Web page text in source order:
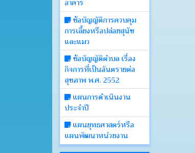
อาคาร
ข้อบัญญัติการควบคุม
การเลี้ยงหรือปล่อยสุนัข
และแมว
ข้อบัญญัติตำบล เรื่อง
กิจการที่เป็นอันตรายต่อ
สุขภาพ พ.ศ. 2552
แผนการดำเนินงาน
ประจำปี
แผนยุทธศาสตร์หรือ
แผนพัฒนาหน่วยงาน